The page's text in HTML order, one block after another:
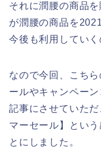
それに潤腰の商品
が潤腰の商品を
今後も利用していく
なので今回、こち
ールやキャンペー
記事にさせていた
マーセール】とい
とにしました。